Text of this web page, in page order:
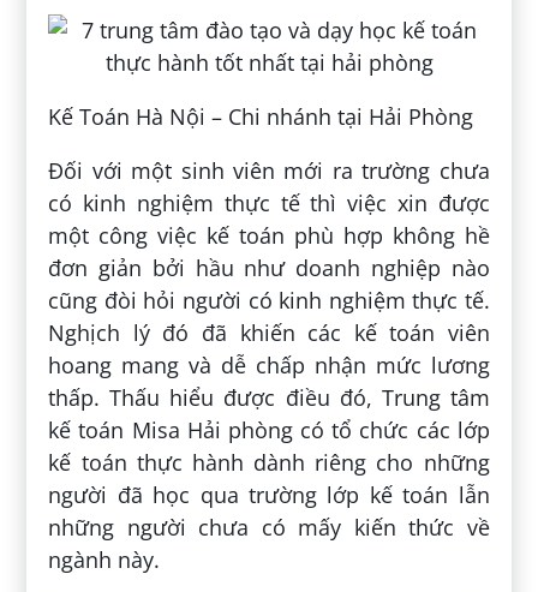
Kế Toán Hà Nội – Chi nhánh tại Hải Phòng
Đối với một sinh viên mới ra trường chưa
có kinh nghiệm thực tế thì việc xin được
một công việc kế toán phù hợp không hề
đơn giản bởi hầu như doanh nghiệp nào
cũng đòi hỏi người có kinh nghiệm thực tế.
Nghịch lý đó đã khiến các kế toán viên
hoang mang và dễ chấp nhận mức lương
thấp. Thấu hiểu được điều đó, Trung tâm
kế toán Misa Hải phòng có tổ chức các lớp
kế toán thực hành dành riêng cho những
người đã học qua trường lớp kế toán lẫn
những người chưa có mấy kiến thức về
ngành này.